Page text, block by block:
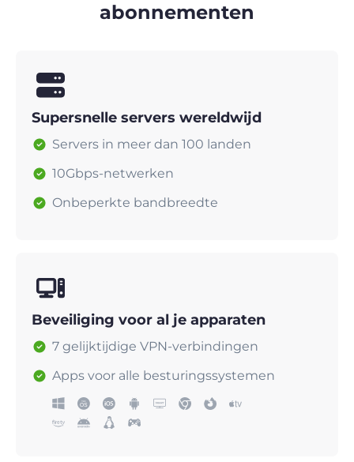
abonnementen
Supersnelle servers wereldwijd
Servers in meer dan 100 landen
10Gbps-netwerken
Onbeperkte bandbreedte
Beveiliging voor al je apparaten
7 gelijktijdige VPN-verbindingen
Apps voor alle besturingssystemen